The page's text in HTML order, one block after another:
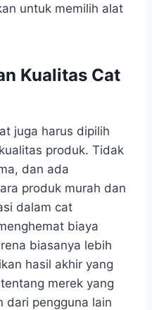
untuk memilih alat
Kualitas Cat
juga harus dipilih
produk. Tidak
dan ada
produk murah dan
dalam cat
biaya
biasanya lebih
hasil akhir yang
merek yang
dari pengguna lain